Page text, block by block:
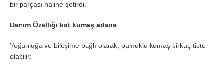
bir parçası haline getirdi.
Denim Özelliği kot kumaş adana
Yoğunluğa ve bileşime bağlı olarak, pamuklu kumaş birkaç tipte
olabilir: